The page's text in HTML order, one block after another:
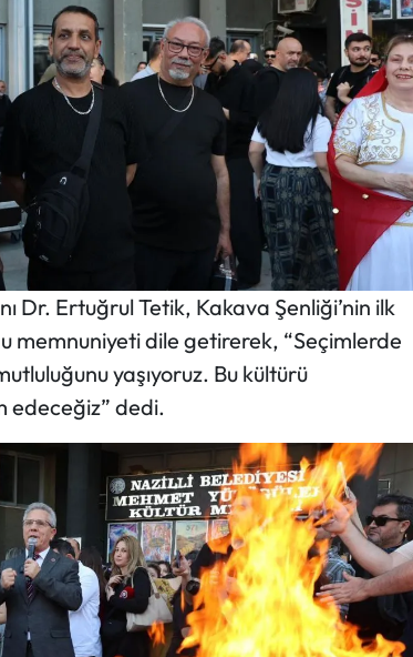
Dr. Ertuğrul Tetik, Kakava Şenliği’nin ilk
memnuniyeti dile getirerek, “Seçimlerde
yaşıyoruz. Bu kültürü
edeceğiz” dedi.